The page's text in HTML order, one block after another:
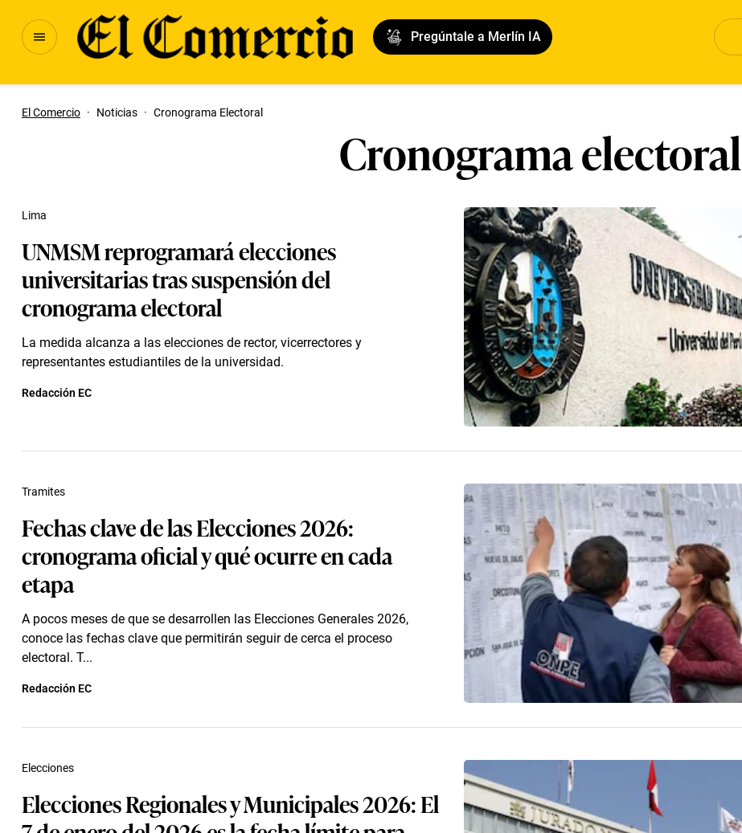
Pregúntale a Merlín IA
El Comercio · Noticias · Cronograma Electoral
Cronograma electoral
UNMSM reprogramará elecciones
universitarias tras suspensión del
cronograma electoral
La medida alcanza a las elecciones de rector, vicerrectores y
representantes estudiantiles de la universidad.
Lima
Redacción EC
Fechas clave de las Elecciones 2026:
cronograma oficial y qué ocurre en cada
etapa
A pocos meses de que se desarrollen las Elecciones Generales 2026,
conoce las fechas clave que permitirán seguir de cerca el proceso
electoral. T...
Tramites
Redacción EC
Elecciones Regionales y Municipales 2026: El
Elecciones